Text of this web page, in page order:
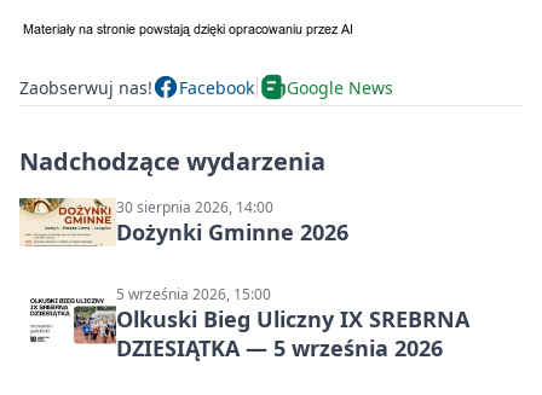
Zaobserwuj nas! Facebook Google News
Nadchodzące wydarzenia
30 sierpnia 2026, 14:00
Dożynki Gminne 2026
5 września 2026, 15:00
Olkuski Bieg Uliczny IX SREBRNA
DZIESIĄTKA — 5 września 2026